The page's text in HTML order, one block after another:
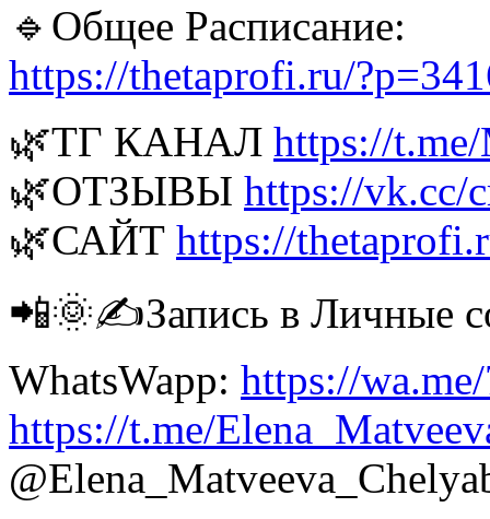
🔹Общее Расписание:
https://thetaprofi.ru/
🌿ТГ КАНАЛ https://
🌿ОТЗЫВЫ https://vk.cc/
🌿САЙТ https://
📲🌞✍Запись в Личные
WhatsWapp: https://
https://t.me/